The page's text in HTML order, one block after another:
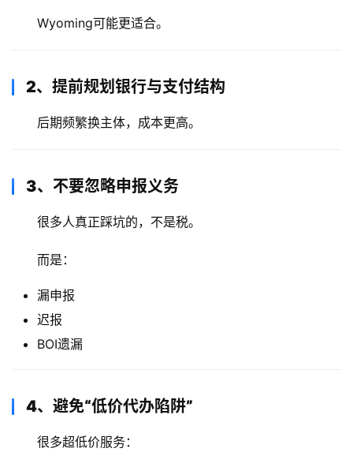
Wyoming可能更适合。
2、提前规划银行与支付结构
后期频繁换主体，成本更高。
3、不要忽略申报义务
很多人真正踩坑的，不是税。
而是：
漏申报
迟报
BOI遗漏
4、避免“低价代办陷阱”
很多超低价服务：